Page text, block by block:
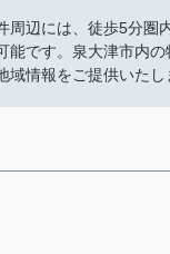
辺には、徒歩5分圏
です。泉大津市内
情報をご提供いたし